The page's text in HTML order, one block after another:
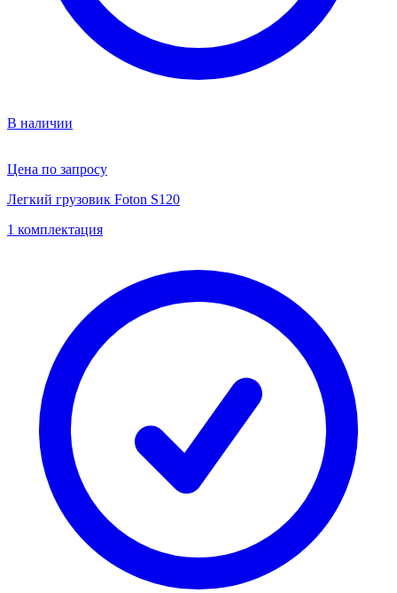
В наличии
Цена по запросу
Легкий грузовик Foton S120
1 комплектация